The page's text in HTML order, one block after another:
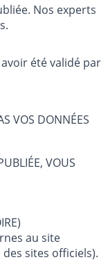
Nos experts
été validé par
VOS DONNÉES
VOUS
au site
sites officiels).